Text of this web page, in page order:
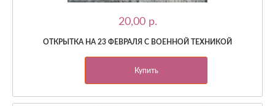
20,00 p.
ОТКРЫТКА НА 23 ФЕВРАЛЯ С ВОЕННОЙ ТЕХНИКОЙ
Купить